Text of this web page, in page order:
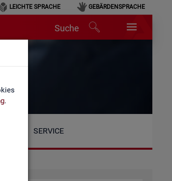
.
LEICHTE SPRACHE GEBÄRDENSPRACHE
Suche
SERVICE